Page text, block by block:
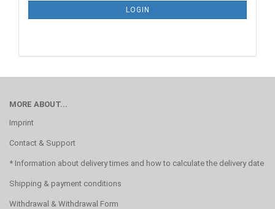
LOGIN
MORE ABOUT...
Imprint
Contact & Support
* Information about delivery times and how to calculate the delivery date
Shipping & payment conditions
Withdrawal & Withdrawal Form